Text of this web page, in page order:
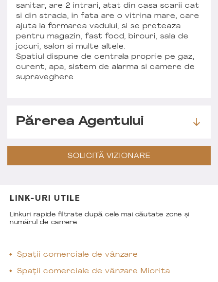
sanitar, are 2 intrari, atat din casa scarii cat
si din strada, in fata are o vitrina mare, care
ajuta la formarea vadului, si se preteaza
pentru magazin, fast food, birouri, sala de
jocuri, salon si multe altele.
Spatiul dispune de centrala proprie pe gaz,
curent, apa, sistem de alarma si camere de
supraveghere.
Părerea Agentului
SOLICITĂ VIZIONARE
LINK-URI UTILE
Linkuri rapide filtrate după cele mai căutate zone și
numărul de camere
Spații comerciale de vânzare
Spații comerciale de vânzare Miorita